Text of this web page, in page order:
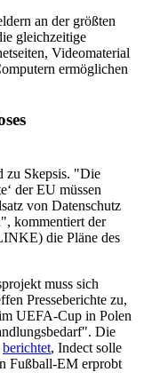
an der größten
gleichzeitige
Videomaterial
ermöglichen
zu Skepsis. "Die
der EU müssen
von Datenschutz
kommentiert der
die Pläne des
muss sich
Presseberichte zu,
UEFA-Cup in Polen
Die
berichtet, Indect solle
Fußball-EM erprobt